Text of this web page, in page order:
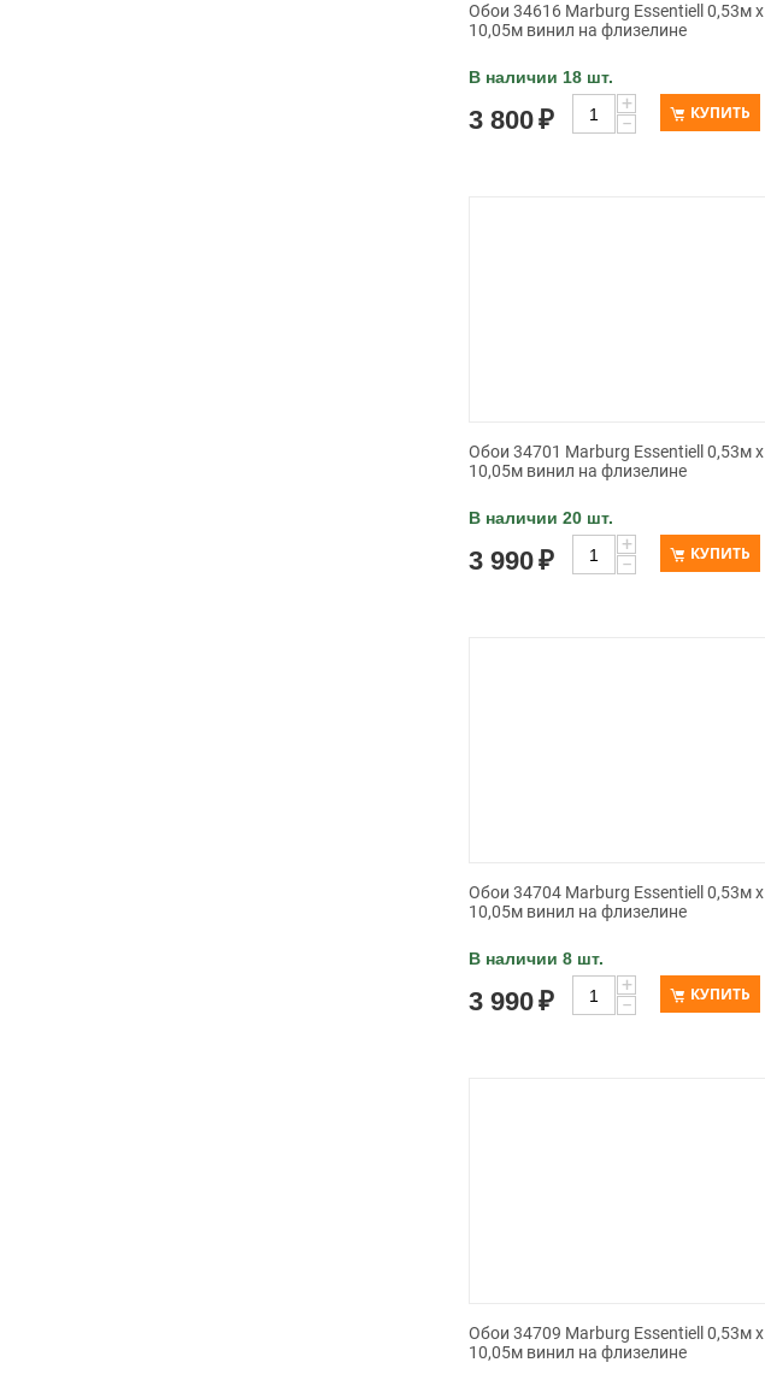
Обои 34616 Marburg Essentiell 0,53м х
10,05м винил на флизелине
В наличии 18 шт.
3 800₽
+
−
КУПИТЬ
Обои 34701 Marburg Essentiell 0,53м х
10,05м винил на флизелине
В наличии 20 шт.
3 990₽
+
−
КУПИТЬ
Обои 34704 Marburg Essentiell 0,53м х
10,05м винил на флизелине
В наличии 8 шт.
3 990₽
+
−
КУПИТЬ
Обои 34709 Marburg Essentiell 0,53м х
10,05м винил на флизелине